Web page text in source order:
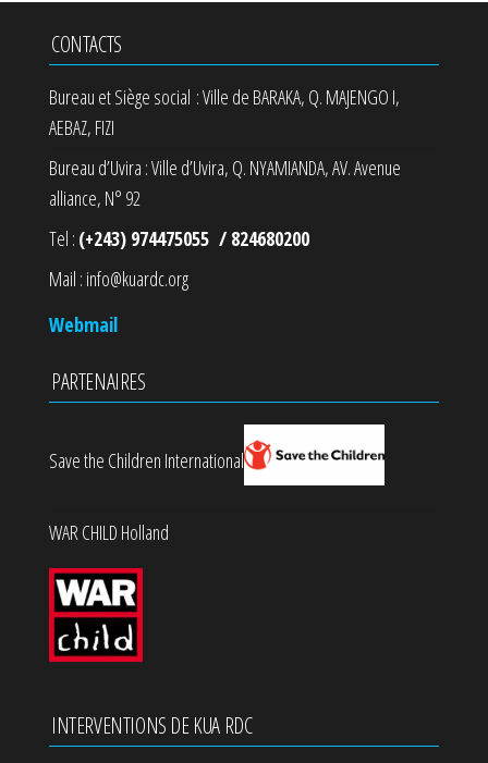
CONTACTS
Bureau et Siège social : Ville de BARAKA, Q. MAJENGO I,
AEBAZ, FIZI
Bureau d’Uvira : Ville d’Uvira, Q. NYAMIANDA, AV. Avenue
alliance, N° 92
Tel : (+243) 974475055 / 824680200
Mail : info@kuardc.org
Webmail
PARTENAIRES
Save the Children International
WAR CHILD Holland
INTERVENTIONS DE KUA RDC